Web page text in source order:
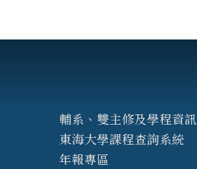
輔系、雙主修及學程資訊
東海大學課程查詢系統
年報專區